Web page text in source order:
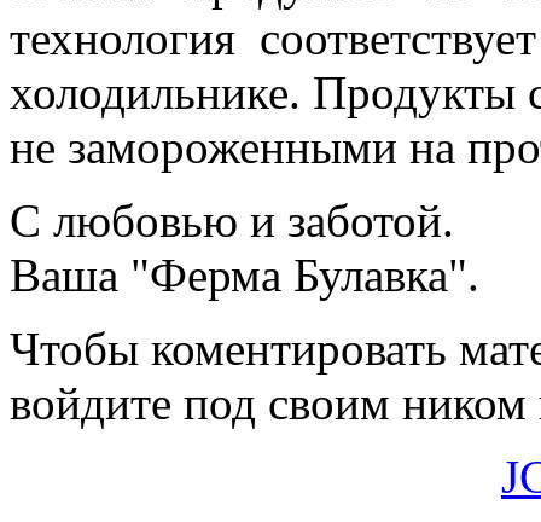
технология
холодильнике. Продукты
не замороженными на
С любовью и заботой.
Ваша "Ферма Булавка".
Чтобы коментировать
войдите под своим ником